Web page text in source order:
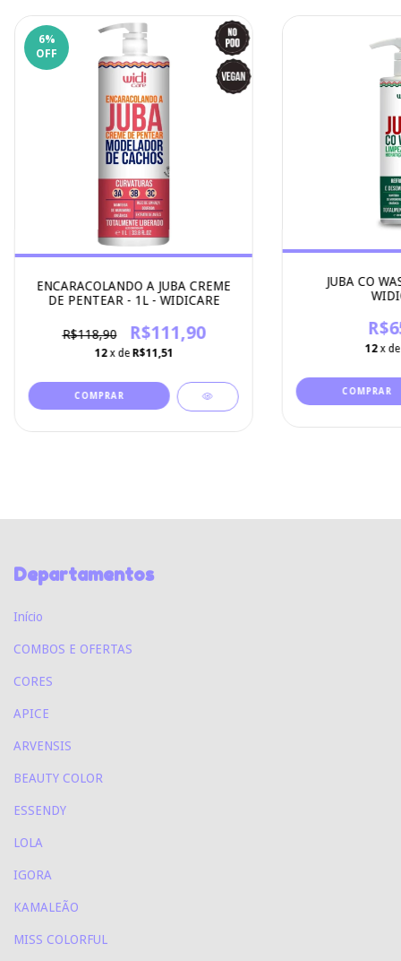
6%
OFF
ENCARACOLANDO A JUBA CREME
DE PENTEAR - 1L - WIDICARE
R$118,90 R$111,90
12 x de R$11,51
JUBA CO
12 x
Departamentos
Início
COMBOS E OFERTAS
CORES
APICE
ARVENSIS
BEAUTY COLOR
ESSENDY
LOLA
IGORA
KAMALEÃO
MISS COLORFUL